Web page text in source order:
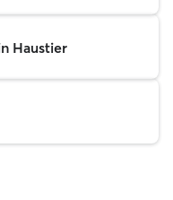
Haustier